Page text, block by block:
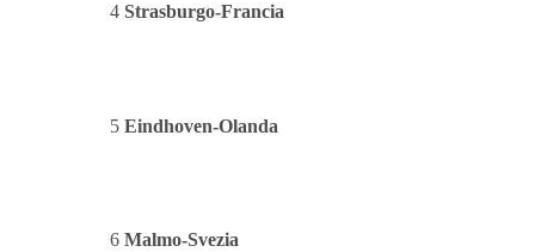
4 Strasburgo-Francia
5 Eindhoven-Olanda
6 Malmo-Svezia